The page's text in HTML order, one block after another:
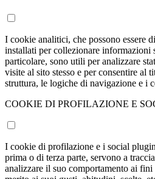
volta il login oppure potrà selezionare
navigare il sito senza doverla
COOKIE ANALITICI
I cookie analitici, che possono essere
installati per collezionare informazioni
particolare, sono utili per analizzare
visite al sito stesso e per consentire al
struttura, le logiche di navigazione e i
COOKIE DI PROFILAZIONE E